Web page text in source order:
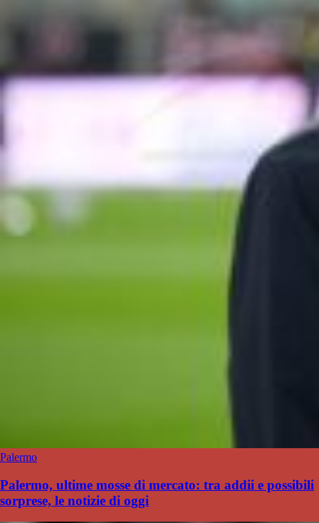
Palermo
Palermo, ultime mosse di mercato: tra addii e possibili
sorprese, le notizie di oggi